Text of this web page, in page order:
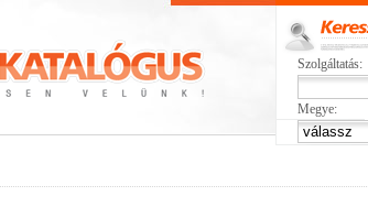
Szolgáltatás:
Megye: